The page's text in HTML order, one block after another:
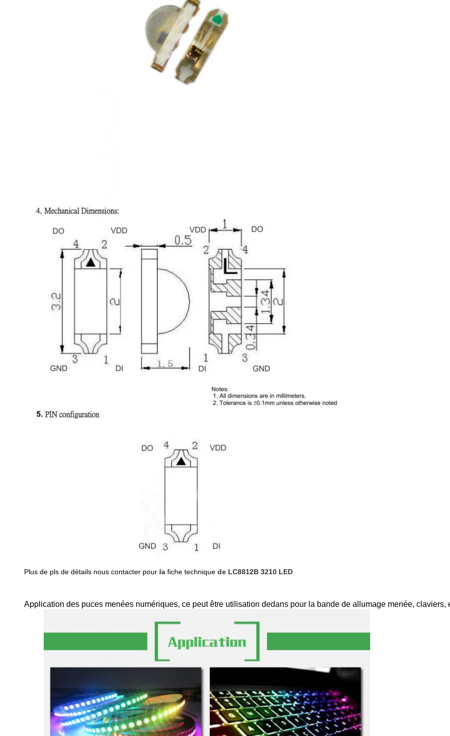
Plus de pls de détails nous contacter pour la fiche technique de LC8812B 3210 LED
Application des puces menées numériques, ce peut être utilisation dedans pour la bande de allumage menée,